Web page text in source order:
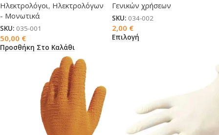
Ηλεκτρολόγοι, Ηλεκτρολόγων
- Μονωτικά
SKU: 035-001
50,00 €
Προσθήκη Στο Καλάθι
Γενικών χρήσεων
SKU: 034-002
2,00 €
Επιλογή